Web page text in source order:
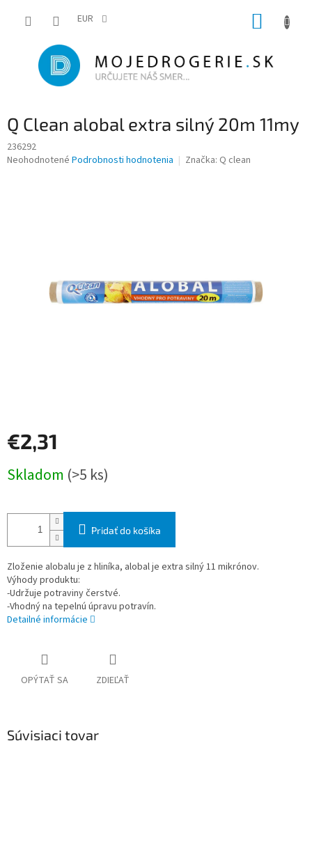
EUR
Q Clean alobal extra silný 20m 11my
236292
Priemerné
Neohodnotené Podrobnosti hodnotenia Značka: Q clean
€2,31
cena:
Skladom (>5 ks)
Pridať do košíka
Zloženie alobalu je z hliníka, alobal je extra silný 11 mikrónov.
Výhody produktu:
-Udržuje potraviny čerstvé.
-Vhodný na tepelnú úpravu potravín.
Detailné informácie
OPÝTAŤ SA ZDIEĽAŤ
Súvisiaci tovar